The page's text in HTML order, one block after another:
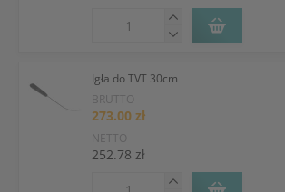
Igła do TVT 30cm
BRUTTO
273.00 zł
NETTO
252.78 zł